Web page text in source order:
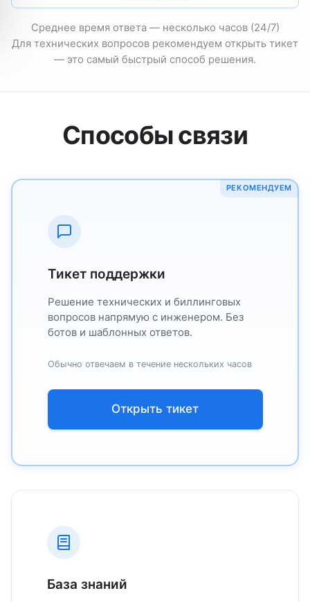
Среднее время ответа — несколько часов (24/7)
Для технических вопросов рекомендуем открыть тикет
— это самый быстрый способ решения.
Способы связи
РЕКОМЕНДУЕМ
Тикет поддержки
Решение технических и биллинговых
вопросов напрямую с инженером. Без
ботов и шаблонных ответов.
Обычно отвечаем в течение нескольких часов
Открыть тикет
База знаний